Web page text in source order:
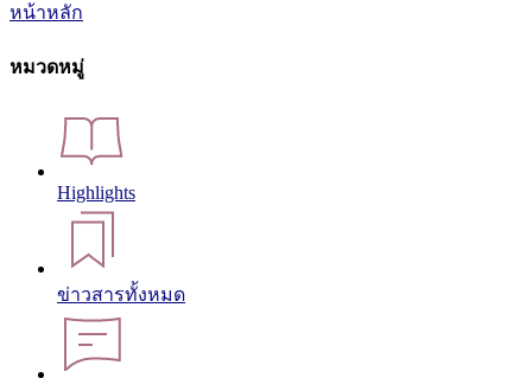
หน้าหลัก
หมวดหมู่
Highlights
ข่าวสารทั้งหมด